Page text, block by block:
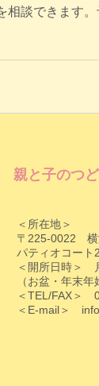
相談できます
親と子のつ
＜所在地＞
〒225-0022 横
パティオコー
＜開所日時＞
（お盆・年末年
＜TEL/FAX＞
＜E-mail＞